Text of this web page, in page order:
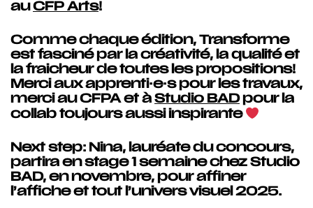
auCFP Arts!
Comme chaque édition, Transforme
est fasciné par la créativité, la qualité et
la fraicheur de toutes les propositions!
Merci aux apprenti·e·s pour les travaux,
merci au CFPA et à Studio BADpour la
collab toujours aussi inspirante
Next step: Nina, lauréate du concours,
partira en stage 1 semaine chez Studio
BAD, en novembre, pour affiner
l’affiche et tout l’univers visuel 2025.